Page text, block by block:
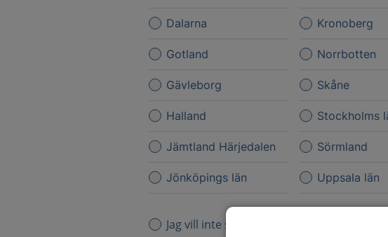
Dalarna
Gotland
Gävleborg
Halland
Jämtland Härjedalen
Jönköpings län
Kronoberg
Norrbotten
Skåne
Stockholms
Sörmland
Uppsala län
Jag vill inte se någon regional information